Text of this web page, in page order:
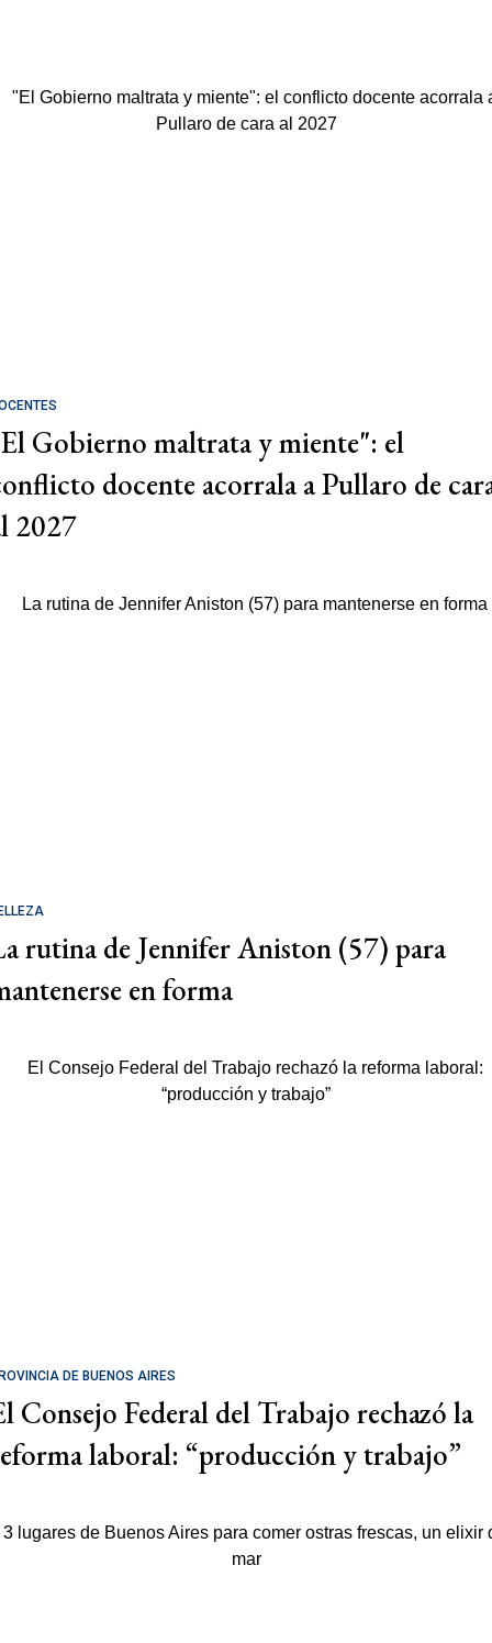
Gobierno maltrata y miente": el
docente acorrala a Pullaro de
2027
rutina de Jennifer Aniston (57) para
en forma
DE BUENOS AIRES
Consejo Federal del Trabajo rechazó la
laboral: “producción y trabajo”